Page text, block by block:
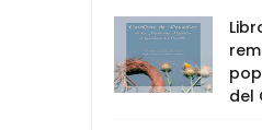
del